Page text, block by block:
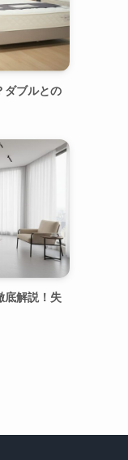
ダブルとの
底解説！失